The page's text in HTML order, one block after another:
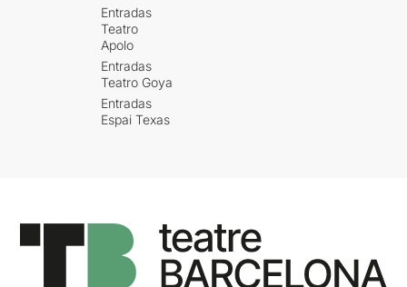
Entradas
Teatro
Apolo
Entradas
Teatro Goya
Entradas
Espai Texas